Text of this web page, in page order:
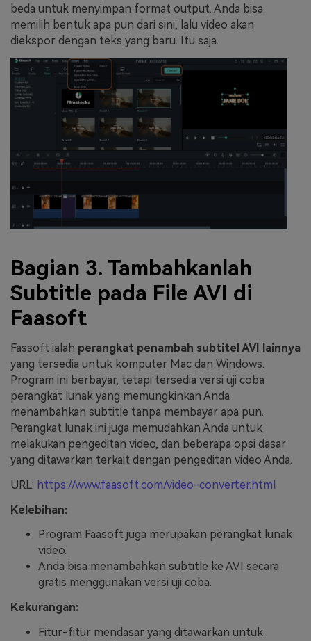
beda untuk menyimpan format output. Anda bisa
memilih bentuk apa pun dari sini, lalu video akan
diekspor dengan teks yang baru. Itu saja.
Bagian 3. Tambahkanlah
Subtitle pada File AVI di
Faasoft
Fassoft ialah perangkat penambah subtitel AVI lainnya
yang tersedia untuk komputer Mac dan Windows.
Program ini berbayar, tetapi tersedia versi uji coba
perangkat lunak yang memungkinkan Anda
menambahkan subtitle tanpa membayar apa pun.
Perangkat lunak ini juga memudahkan Anda untuk
melakukan pengeditan video, dan beberapa opsi dasar
yang ditawarkan terkait dengan pengeditan video Anda.
URL: https://www.faasoft.com/video-converter.html
Kelebihan:
Program Faasoft juga merupakan perangkat lunak
video.
Anda bisa menambahkan subtitle ke AVI secara
gratis menggunakan versi uji coba.
Kekurangan:
Fitur-fitur mendasar yang ditawarkan untuk